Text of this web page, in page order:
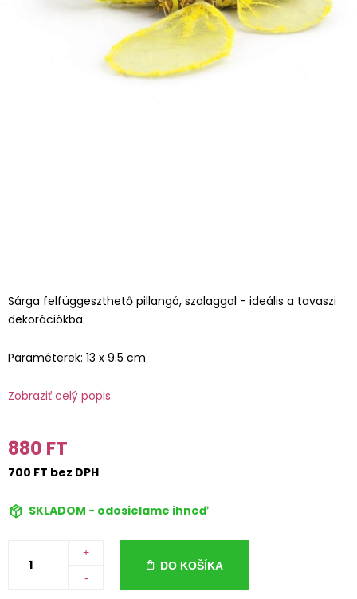
Sárga felfüggeszthető pillangó, szalaggal - ideális a tavaszi
dekorációkba.
Paraméterek: 13 x 9.5 cm
Zobraziť celý popis
880 FT
700 FT bez DPH
SKLADOM - odosielame ihneď
+
-
DO KOŠÍKA